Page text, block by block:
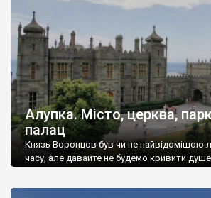
Алупка. Місто, церква,
палац
Князь Воронцов був чи не найвідомішою
часу, але давайте не будемо кривити